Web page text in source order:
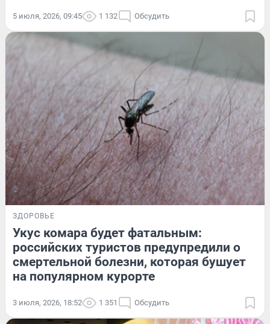
5 июля, 2026, 09:45 1 132 Обсудить
ЗДОРОВЬЕ
Укус комара будет фатальным:
российских туристов предупредили о
смертельной болезни, которая бушует
на популярном курорте
3 июля, 2026, 18:52 1 351 Обсудить